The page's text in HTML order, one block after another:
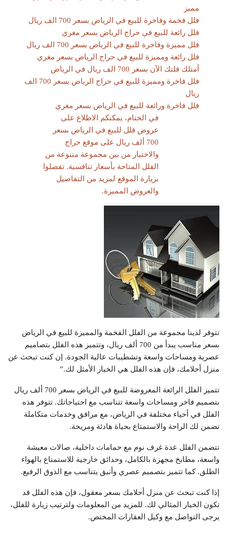
مميز
فلل فخمة وفاخرة للبيع في الرياض بسعر 700 الف ريال
فلل رائعة للبيع في حراج الرياض بسعر مغري
فلل مميزة وفاخرة للبيع في الرياض بسعر 700 الف ريال
فلل رائعة ومميزة للبيع في حراج الرياض بسعر مغري
أمتلك فلتك الآن بسعر 700 الف ريال في الرياض
فلل فاخرة ومميزة للبيع في حراج الرياض بسعر 700 الف
ريال
فلل فاخرة ورائعة للبيع في الرياض بسعر مغري
في الختام، يمكنكم الاطلاع على
عروض فلل للبيع في الرياض بسعر
700 ألف ريال على موقع حراج
والاختيار من بين مجموعة متنوعة من
الفلل المتاحة بأسعار تنافسية. تفضلوا
بزيارة الموقع لمزيد من التفاصيل
والعروض المميزة.
تتوفر لدينا مجموعة من الفلل الفخمة والمميزة للبيع في الرياض
بسعر مناسب يبدأ من 700 ألف ريال، وتتميز هذه الفلل بتصاميم
عصرية ومساحات واسعة وتشطيبات عالية الجودة. إن كنت تبحث عن
منزل أحلامك، فإن هذه الفلل هي الخيار الأمثل لك.”
تتميز الفلل الرائعة المعروضة للبيع في الرياض بسعر 700 ألف ريال
بتصميم فاخر ومساحات واسعة تتناسب مع احتياجاتك. تتوفر هذه
الفلل في أحياء مختلفة في الرياض، مع مرافق وخدمات متكاملة
تضمن لك الراحة والاستمتاع بحياة هادئة ومريحة.
تتضمن الفلل عدة غرف نوم مع حمامات داخلية، صالات معيشة
واسعة، مطابخ مجهزة بالكامل، وحدائق خارجية للاستمتاع بالهواء
الطلق. كما تتميز بتصميم عصري وأنيق يتناسب مع الذوق الرفيع.
إذا كنت تبحث عن منزل أحلامك بسعر معقول، فإن هذه الفلل قد
تكون الخيار المثالي لك. للمزيد من المعلومات ولترتيب زيارة للفلل،
يرجى التواصل مع وكيل العقارات المختص.